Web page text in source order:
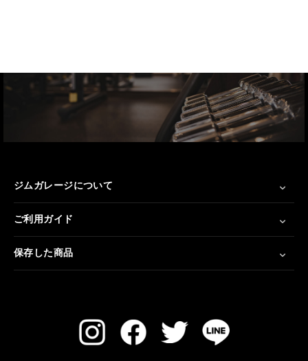
ジムガレージについて
ご利用ガイド
保存した商品